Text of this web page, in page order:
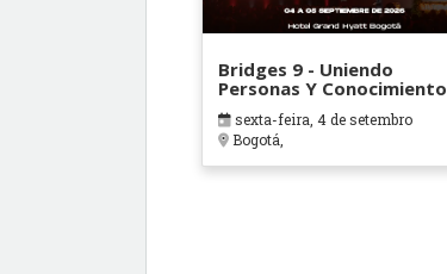
Bridges 9 - Uniendo
Personas Y Conocimiento
sexta-feira, 4 de setembro
Bogotá,